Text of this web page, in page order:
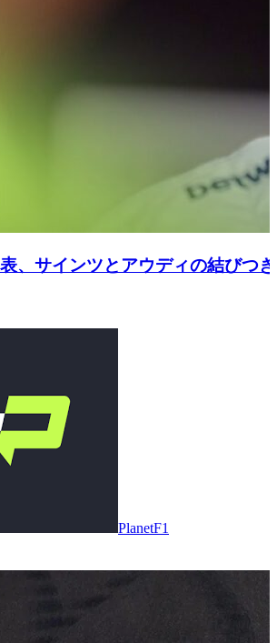
、サインツとアウディの結びつ
PlanetF1